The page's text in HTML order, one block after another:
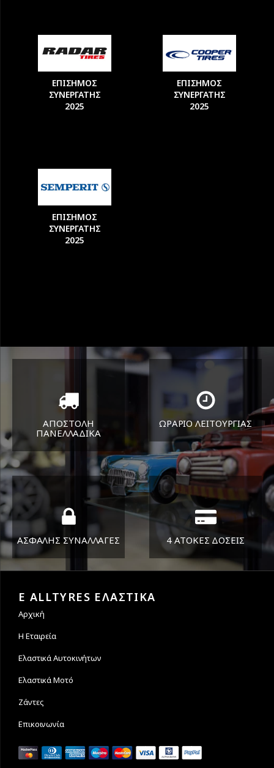
ΕΠΙΣΗΜΟΣ
ΣΥΝΕΡΓΑΤΗΣ
2025
ΕΠΙΣΗΜΟΣ
ΣΥΝΕΡΓΑΤΗΣ
2025
ΕΠΙΣΗΜΟΣ
ΣΥΝΕΡΓΑΤΗΣ
2025
ΑΠΟΣΤΟΛΗ
ΠΑΝΕΛΛΑΔΙΚA
Όπου και αν είστε θα σας
στείλουμε τα ελαστικά σας
ΩΡΑΡΙΟ ΛΕΙΤΟΥΡΓΙΑΣ
ΔΕΥ-ΠΑΡ 8:30-17:30
ΣΑΒ 8:30-13:30
ΑΣΦΑΛΗΣ ΣΥΝΑΛΛΑΓΕΣ 4 ΑΤΟΚΕΣ ΔΟΣΕΙΣ
E ALLTYRES ΕΛΑΣΤΙΚΑ
Αρχική
Η Εταιρεία
Ελαστικά Αυτοκινήτων
Ελαστικά Μοτό
Ζάντες
Επικοινωνία